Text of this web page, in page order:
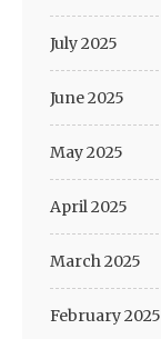
July 2025
June 2025
May 2025
April 2025
March 2025
February 2025